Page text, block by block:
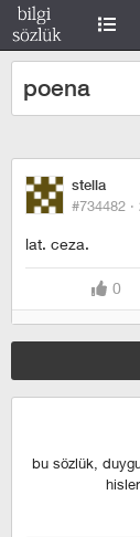
poena
stella
#734482 ·
lat. ceza.
0
bu sözlük,